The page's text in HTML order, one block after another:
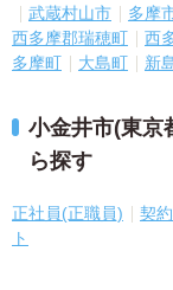
武蔵村山市
多摩
西多摩郡瑞穂町
西
多摩町
大島町 新
小金井市(東京
ら探す
正社員(正職員) 契
ト